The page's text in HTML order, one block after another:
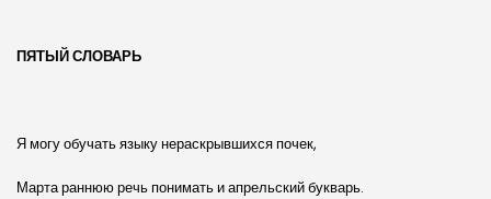
ПЯТЫЙ СЛОВАРЬ
Я могу обучать языку нераскрывшихся почек,
Марта раннюю речь понимать и апрельский букварь.